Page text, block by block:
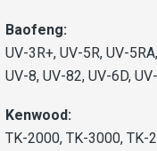
Baofeng:
UV-3R+, UV-5R, UV-
UV-8, UV-82, UV-6D,
Kenwood:
TK-2000, TK-3000, TK-